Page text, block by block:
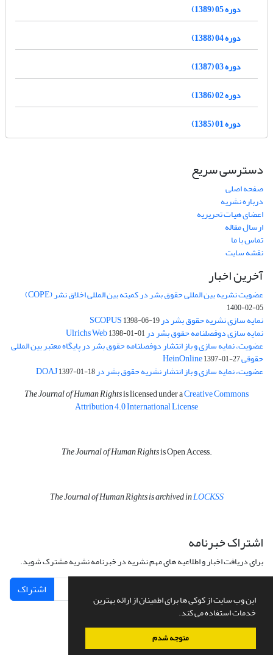
این وب سایت از کوکی ها برای اطمینان از ارائه بهترین
خدمات استفاده می کند.
متوجه شدم
دوره 05 (1389)
دوره 04 (1388)
دوره 03 (1387)
دوره 02 (1386)
دوره 01 (1385)
دسترسی سریع
صفحه اصلی
درباره نشریه
اعضای هیات تحریریه
ارسال مقاله
تماس با ما
نقشه سایت
آخرین اخبار
عضویت نشریه بین المللی حقوق بشر در کمیته بین المللی اخلاق نشر (COPE)
1400-02-05
نمایه سازی نشریه حقوق بشر در SCOPUS1398-06-19
نمایه سازی دوفصلنامه حقوق بشر در Ulrichs Web1398-01-01
عضویت، نمایه سازی و باز انتشار دوفصلنامه حقوق بشر در پایگاه معتبر بین المللی
حقوقی HeinOnline1397-01-27
عضویت، نمایه سازی و باز انتشار نشریه حقوق بشر در DOAJ1397-01-18
The Journal of Human Rightsis licensed under aCreative Commons
Attribution 4.0 International License
The Journal of Human Rightsis Open Access.
The Journal of Human Rights is archived inLOCKSS
اشتراک خبرنامه
برای دریافت اخبار و اطلاعیه های مهم نشریه در خبرنامه نشریه مشترک شوید.
اشتراک
سامانه مدیریت نشریات علمی.طراحی و پیاده سازی ازسیناوب